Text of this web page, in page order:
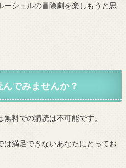
ーシェルの冒険劇を楽しもうと思
でみませんか？
料での購読は不可能です。
は満足できないあなたにとってお